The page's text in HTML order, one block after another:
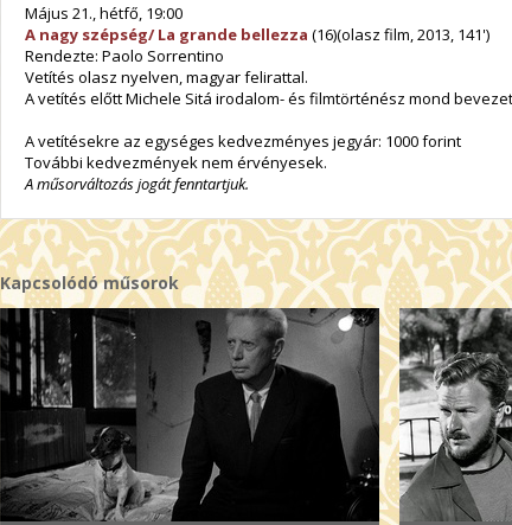
Május 21., hétfő, 19:00
A nagy szépség/ La grande bellezza (16)(olasz film, 2013, 141')
Rendezte: Paolo Sorrentino
Vetítés olasz nyelven, magyar felirattal.
A vetítés előtt Michele Sitá irodalom- és filmtörténész mond
A vetítésekre az egységes kedvezményes jegyár: 1000 forint
További kedvezmények nem érvényesek.
A műsorváltozás jogát fenntartjuk.
Kapcsolódó műsorok